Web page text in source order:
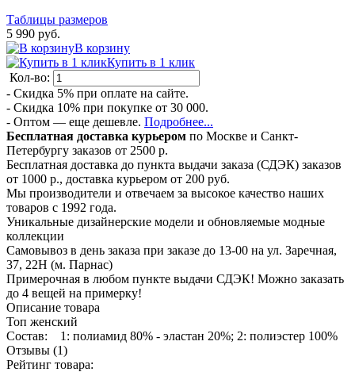
Таблицы размеров
5 990 руб.
В корзину
Купить в 1 клик
Кол-во:
- Скидка 5% при оплате на сайте.
- Скидка 10% при покупке от 30 000.
- Оптом — еще дешевле. Подробнее...
Бесплатная доставка курьером по Москве и Санкт-
Петербургу заказов от 2500 р.
Бесплатная доставка до пункта выдачи заказа (СДЭК) заказов
от 1000 р., доставка курьером от 200 руб.
Мы производители и отвечаем за высокое качество наших
товаров с 1992 года.
Уникальные дизайнерские модели и обновляемые модные
коллекции
Самовывоз в день заказа при заказе до 13-00 на ул. Заречная,
37, 22Н (м. Парнас)
Примерочная в любом пункте выдачи СДЭК! Можно заказать
до 4 вещей на примерку!
Описание товара
Топ женский
Состав: 1: полиамид 80% - эластан 20%; 2: полиэстер 100%
Отзывы (1)
Рейтинг товара: